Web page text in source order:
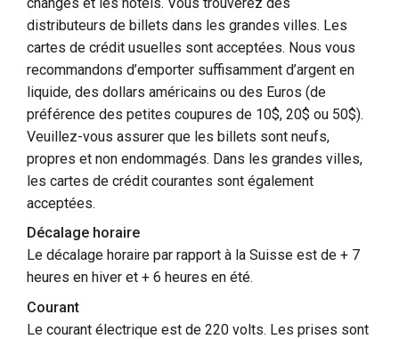
distributeurs de billets dans les grandes villes. Les
cartes de crédit usuelles sont acceptées. Nous vous
recommandons d’emporter suffisamment d’argent en
liquide, des dollars américains ou des Euros (de
préférence des petites coupures de 10$, 20$ ou 50$).
Veuillez-vous assurer que les billets sont neufs,
propres et non endommagés. Dans les grandes villes,
les cartes de crédit courantes sont également
acceptées.
Décalage horaire
Le décalage horaire par rapport à la Suisse est de + 7
heures en hiver et + 6 heures en été.
Courant
Le courant électrique est de 220 volts. Les prises sont